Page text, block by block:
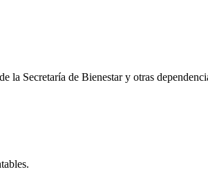
la Secretaría de Bienestar y otras